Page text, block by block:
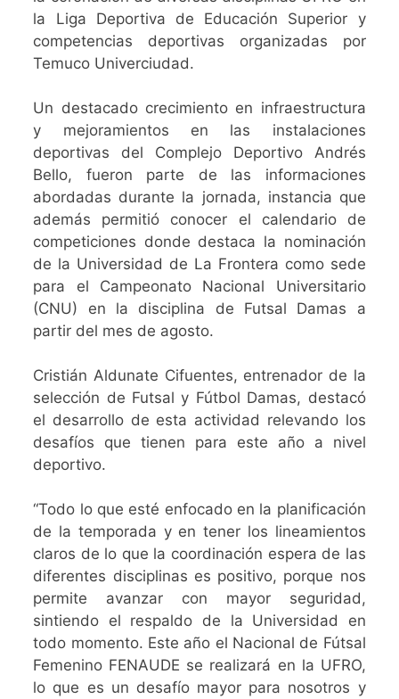
la Liga Deportiva de Educación Superior y
competencias deportivas organizadas por
Temuco Univerciudad.
Un destacado crecimiento en infraestructura
y mejoramientos en las instalaciones
deportivas del Complejo Deportivo Andrés
Bello, fueron parte de las informaciones
abordadas durante la jornada, instancia que
además permitió conocer el calendario de
competiciones donde destaca la nominación
de la Universidad de La Frontera como sede
para el Campeonato Nacional Universitario
(CNU) en la disciplina de Futsal Damas a
partir del mes de agosto.
Cristián Aldunate Cifuentes, entrenador de la
selección de Futsal y Fútbol Damas, destacó
el desarrollo de esta actividad relevando los
desafíos que tienen para este año a nivel
deportivo.
“Todo lo que esté enfocado en la planificación
de la temporada y en tener los lineamientos
claros de lo que la coordinación espera de las
diferentes disciplinas es positivo, porque nos
permite avanzar con mayor seguridad,
sintiendo el respaldo de la Universidad en
todo momento. Este año el Nacional de Fútsal
Femenino FENAUDE se realizará en la UFRO,
lo que es un desafío mayor para nosotros y